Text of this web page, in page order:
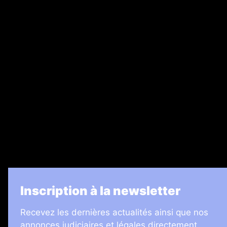
Inscription à la newsletter
Recevez les dernières actualités ainsi que nos
annonces judiciaires et légales directement